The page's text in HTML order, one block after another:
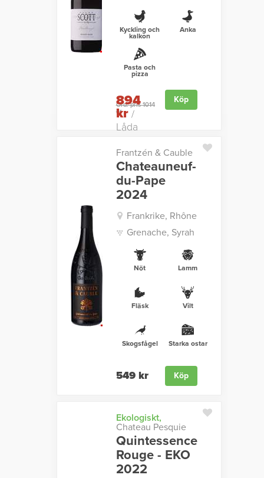
Kyckling och
kalkon
Anka
Pasta och
pizza
Ord. pris 1014
kr
894
kr/
Låda
Köp
Frantzén & Cauble
Chateauneuf-
du-Pape
2024
Frankrike, Rhône
Grenache, Syrah
Nöt Lamm
Fläsk Vilt
Skogsfågel Starka ostar
549 kr Köp
Ekologiskt,
Chateau Pesquie
Quintessence
Rouge - EKO
2022